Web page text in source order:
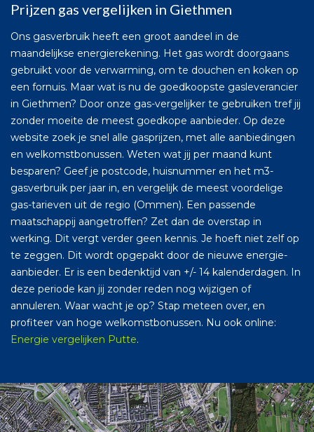
Prijzen gas vergelijken in Giethmen
Ons gasverbruik heeft een groot aandeel in de
maandelijkse energierekening. Het gas wordt doorgaans
gebruikt voor de verwarming, om te douchen en koken op
een fornuis. Maar wat is nu de goedkoopste gasleverancier
in Giethmen? Door onze gas-vergelijker te gebruiken tref jij
zonder moeite de meest goedkope aanbieder. Op deze
website zoek je snel alle gasprijzen, met alle aanbiedingen
en welkomstbonussen. Weten wat jij per maand kunt
besparen? Geef je postcode, huisnummer en het m3-
gasverbruik per jaar in, en vergelijk de meest voordelige
gas-tarieven uit de regio (Ommen). Een passende
maatschappij aangetroffen? Zet dan de overstap in
werking. Dit vergt verder geen kennis. Je hoeft niet zelf op
te zeggen. Dit wordt opgepakt door de nieuwe energie-
aanbieder. Er is een bedenktijd van +/- 14 kalenderdagen. In
deze periode kan jij zonder reden nog wijzigen of
annuleren. Waar wacht je op? Stap meteen over, en
profiteer van hoge welkomstbonussen. Nu ook online:
Energie vergelijken Putte.